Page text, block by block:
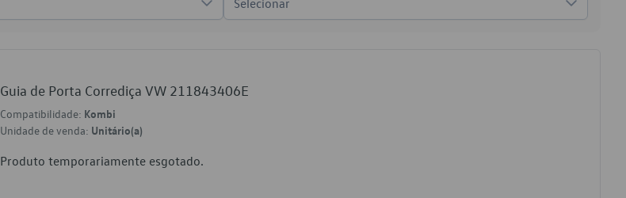
Selecionar
Guia de Porta Corrediça VW 211843406E
Compatibilidade: Kombi
Unidade de venda: Unitário(a)
Produto temporariamente esgotado.